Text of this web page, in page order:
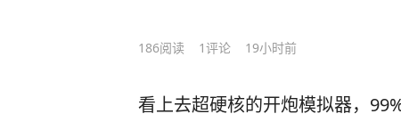
186阅读 1评论 19小时前
看上去超硬核的开炮模拟器，